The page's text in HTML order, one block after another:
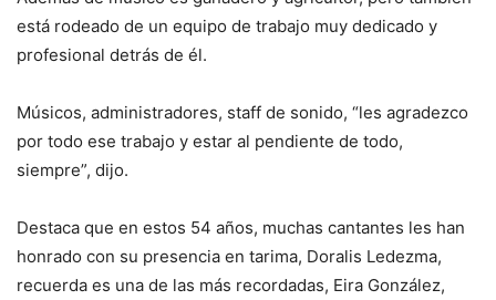
está rodeado de un equipo de trabajo muy dedicado y
profesional detrás de él.
Músicos, administradores, staff de sonido, “les agradezco
por todo ese trabajo y estar al pendiente de todo,
siempre”, dijo.
Destaca que en estos 54 años, muchas cantantes les han
honrado con su presencia en tarima, Doralis Ledezma,
recuerda es una de las más recordadas, Eira González,